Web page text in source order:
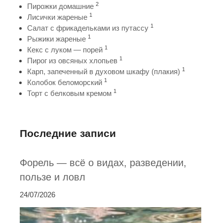
Пирожки домашние 2
Лисички жареные 1
Салат с фрикадельками из путассу 1
Рыжики жареные 1
Кекс с луком — порей 1
Пирог из овсяных хлопьев 1
Карп, запеченный в духовом шкафу (плакия) 1
Колобок беломорский 1
Торт с белковым кремом 1
Последние записи
Форель — всё о видах, разведении,
пользе и ловл
24/07/2026